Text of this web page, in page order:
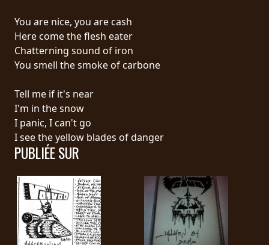
NOUS
SOMMES
CONNECTÉS
CONDITIONS
D'UTILISATION
POLITIQUE
DE
CONFIDENTIALITÉ
RETOURS
CREDITS
You are nice, you are cash
Here come the flesh eater
Chatterning sound of iron
You smell the smoke of carbone
Tell me if it's near
I'm in the snow
I panic, I can't go
I see the yellow blades of danger
PUBLIÉE SUR